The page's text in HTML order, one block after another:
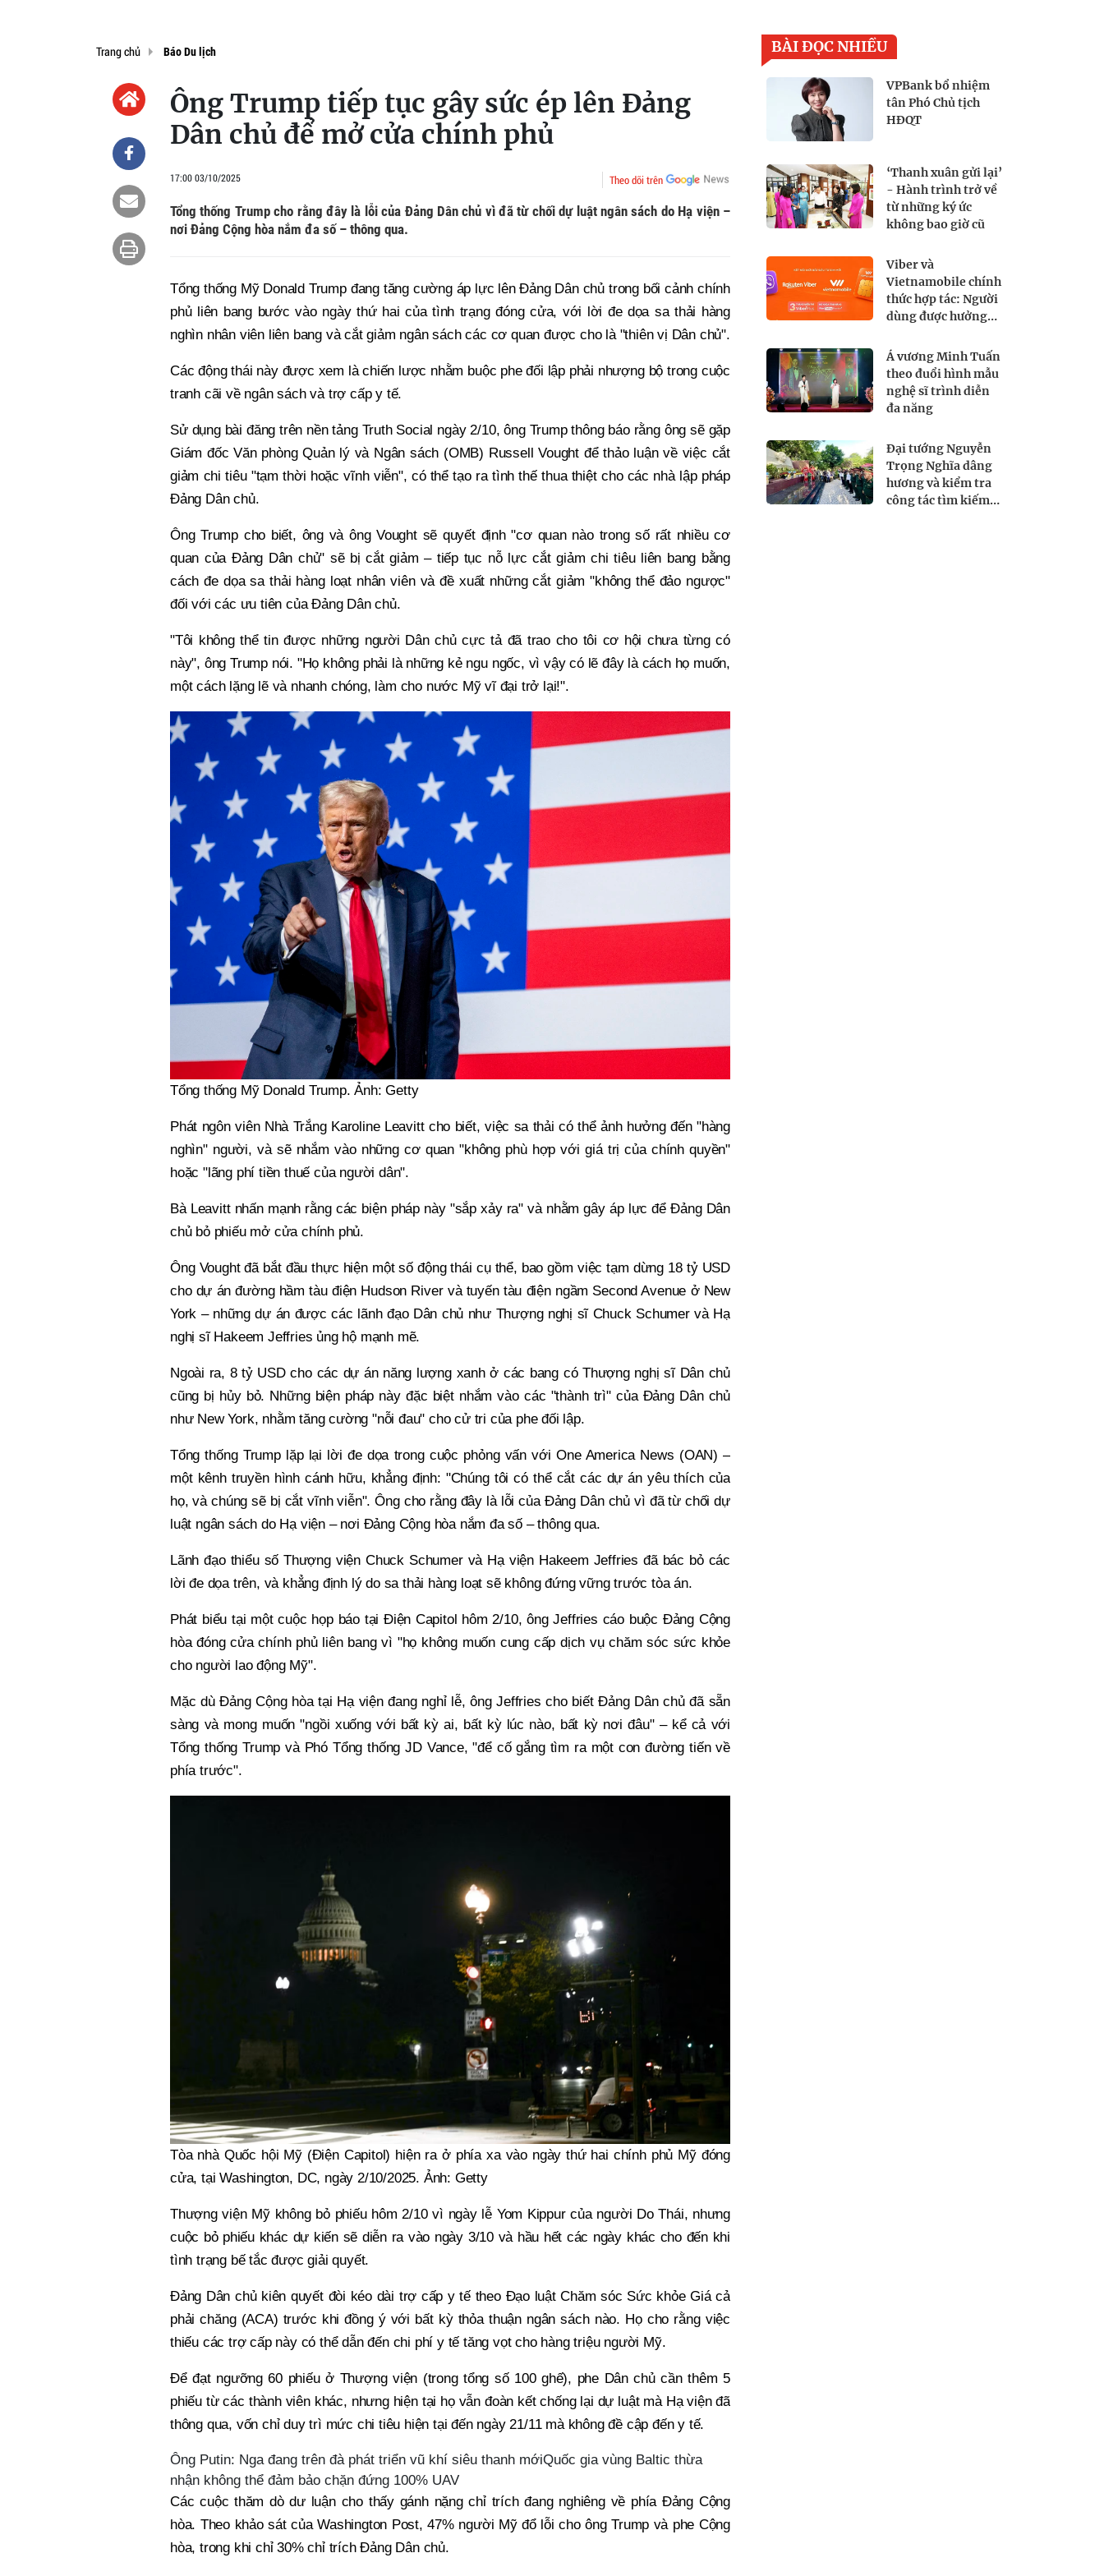
Trang chủ Báo Du lịch
Ông Trump tiếp tục gây sức ép lên Đảng
Dân chủ để mở cửa chính phủ
17:00 03/10/2025 Theo dõi trên
Tổng thống Trump cho rằng đây là lỗi của Đảng Dân chủ vì đã từ chối dự luật ngân sách do Hạ viện –
nơi Đảng Cộng hòa nắm đa số – thông qua.
Tổng thống Mỹ Donald Trump đang tăng cường áp lực lên Đảng Dân chủ trong bối cảnh chính
phủ liên bang bước vào ngày thứ hai của tình trạng đóng cửa, với lời đe dọa sa thải hàng
nghìn nhân viên liên bang và cắt giảm ngân sách các cơ quan được cho là "thiên vị Dân chủ".
Các động thái này được xem là chiến lược nhằm buộc phe đối lập phải nhượng bộ trong cuộc
tranh cãi về ngân sách và trợ cấp y tế.
Sử dụng bài đăng trên nền tảng Truth Social ngày 2/10, ông Trump thông báo rằng ông sẽ gặp
Giám đốc Văn phòng Quản lý và Ngân sách (OMB) Russell Vought để thảo luận về việc cắt
giảm chi tiêu "tạm thời hoặc vĩnh viễn", có thể tạo ra tình thế thua thiệt cho các nhà lập pháp
Đảng Dân chủ.
Ông Trump cho biết, ông và ông Vought sẽ quyết định "cơ quan nào trong số rất nhiều cơ
quan của Đảng Dân chủ" sẽ bị cắt giảm – tiếp tục nỗ lực cắt giảm chi tiêu liên bang bằng
cách đe dọa sa thải hàng loạt nhân viên và đề xuất những cắt giảm "không thể đảo ngược"
đối với các ưu tiên của Đảng Dân chủ.
"Tôi không thể tin được những người Dân chủ cực tả đã trao cho tôi cơ hội chưa từng có
này", ông Trump nói. "Họ không phải là những kẻ ngu ngốc, vì vậy có lẽ đây là cách họ muốn,
một cách lặng lẽ và nhanh chóng, làm cho nước Mỹ vĩ đại trở lại!".
Tổng thống Mỹ Donald Trump. Ảnh: Getty
Phát ngôn viên Nhà Trắng Karoline Leavitt cho biết, việc sa thải có thể ảnh hưởng đến "hàng
nghìn" người, và sẽ nhắm vào những cơ quan "không phù hợp với giá trị của chính quyền"
hoặc "lãng phí tiền thuế của người dân".
Bà Leavitt nhấn mạnh rằng các biện pháp này "sắp xảy ra" và nhằm gây áp lực để Đảng Dân
chủ bỏ phiếu mở cửa chính phủ.
Ông Vought đã bắt đầu thực hiện một số động thái cụ thể, bao gồm việc tạm dừng 18 tỷ USD
cho dự án đường hầm tàu điện Hudson River và tuyến tàu điện ngầm Second Avenue ở New
York – những dự án được các lãnh đạo Dân chủ như Thượng nghị sĩ Chuck Schumer và Hạ
nghị sĩ Hakeem Jeffries ủng hộ mạnh mẽ.
Ngoài ra, 8 tỷ USD cho các dự án năng lượng xanh ở các bang có Thượng nghị sĩ Dân chủ
cũng bị hủy bỏ. Những biện pháp này đặc biệt nhắm vào các "thành trì" của Đảng Dân chủ
như New York, nhằm tăng cường "nỗi đau" cho cử tri của phe đối lập.
Tổng thống Trump lặp lại lời đe dọa trong cuộc phỏng vấn với One America News (OAN) –
một kênh truyền hình cánh hữu, khẳng định: "Chúng tôi có thể cắt các dự án yêu thích của
họ, và chúng sẽ bị cắt vĩnh viễn". Ông cho rằng đây là lỗi của Đảng Dân chủ vì đã từ chối dự
luật ngân sách do Hạ viện – nơi Đảng Cộng hòa nắm đa số – thông qua.
Lãnh đạo thiểu số Thượng viện Chuck Schumer và Hạ viện Hakeem Jeffries đã bác bỏ các
lời đe dọa trên, và khẳng định lý do sa thải hàng loạt sẽ không đứng vững trước tòa án.
Phát biểu tại một cuộc họp báo tại Điện Capitol hôm 2/10, ông Jeffries cáo buộc Đảng Cộng
hòa đóng cửa chính phủ liên bang vì "họ không muốn cung cấp dịch vụ chăm sóc sức khỏe
cho người lao động Mỹ".
Mặc dù Đảng Cộng hòa tại Hạ viện đang nghỉ lễ, ông Jeffries cho biết Đảng Dân chủ đã sẵn
sàng và mong muốn "ngồi xuống với bất kỳ ai, bất kỳ lúc nào, bất kỳ nơi đâu" – kể cả với
Tổng thống Trump và Phó Tổng thống JD Vance, "để cố gắng tìm ra một con đường tiến về
phía trước".
Tòa nhà Quốc hội Mỹ (Điện Capitol) hiện ra ở phía xa vào ngày thứ hai chính phủ Mỹ đóng
cửa, tại Washington, DC, ngày 2/10/2025. Ảnh: Getty
Thượng viện Mỹ không bỏ phiếu hôm 2/10 vì ngày lễ Yom Kippur của người Do Thái, nhưng
cuộc bỏ phiếu khác dự kiến sẽ diễn ra vào ngày 3/10 và hầu hết các ngày khác cho đến khi
tình trạng bế tắc được giải quyết.
Đảng Dân chủ kiên quyết đòi kéo dài trợ cấp y tế theo Đạo luật Chăm sóc Sức khỏe Giá cả
phải chăng (ACA) trước khi đồng ý với bất kỳ thỏa thuận ngân sách nào. Họ cho rằng việc
thiếu các trợ cấp này có thể dẫn đến chi phí y tế tăng vọt cho hàng triệu người Mỹ.
Để đạt ngưỡng 60 phiếu ở Thượng viện (trong tổng số 100 ghế), phe Dân chủ cần thêm 5
phiếu từ các thành viên khác, nhưng hiện tại họ vẫn đoàn kết chống lại dự luật mà Hạ viện đã
thông qua, vốn chỉ duy trì mức chi tiêu hiện tại đến ngày 21/11 mà không đề cập đến y tế.
Ông Putin: Nga đang trên đà phát triển vũ khí siêu thanh mớiQuốc gia vùng Baltic thừa
nhận không thể đảm bảo chặn đứng 100% UAV
Các cuộc thăm dò dư luận cho thấy gánh nặng chỉ trích đang nghiêng về phía Đảng Cộng
hòa. Theo khảo sát của Washington Post, 47% người Mỹ đổ lỗi cho ông Trump và phe Cộng
hòa, trong khi chỉ 30% chỉ trích Đảng Dân chủ.
BÀI ĐỌC NHIỀU
VPBank bổ nhiệm
tân Phó Chủ tịch
HĐQT
‘Thanh xuân gửi lại’
- Hành trình trở về
từ những ký ức
không bao giờ cũ
Viber và
Vietnamobile chính
thức hợp tác: Người
dùng được hưởng
Á vương Minh Tuấn
theo đuổi hình mẫu
nghệ sĩ trình diễn
đa năng
Đại tướng Nguyễn
Trọng Nghĩa dâng
hương và kiểm tra
công tác tìm kiếm,